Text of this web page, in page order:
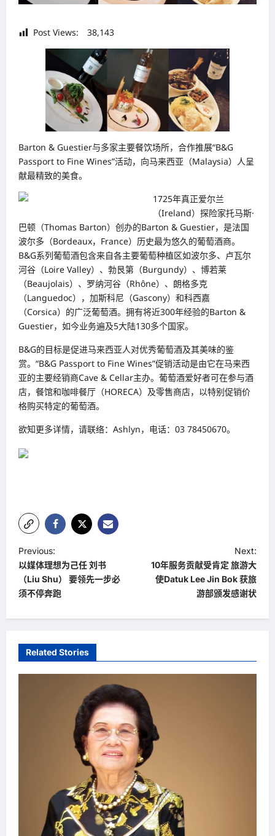
Post Views: 38,143
Barton & Guestier与多家主要餐饮场所，合作推展“B&G
Passport to Fine Wines”活动，向马来西亚（Malaysia）人呈
献最精致的美食。
1725年真正爱尔兰
（Ireland）探险家托马斯·
巴顿（Thomas Barton）创办的Barton & Guestier，是法国
波尔多（Bordeaux，France）历史最为悠久的葡萄酒商。
B&G系列葡萄酒包含来自各主要葡萄种植区如波尔多、卢瓦尔
河谷（Loire Valley）、勃艮第（Burgundy）、博若莱
（Beaujolais）、罗纳河谷（Rhône）、朗格多克
（Languedoc），加斯科尼（Gascony）和科西嘉
（Corsica）的广泛葡萄酒。拥有将近300年经验的Barton &
Guestier，如今业务遍及5大陆130多个国家。
B&G的目标是促进马来西亚人对优秀葡萄酒及其美味的鉴
赏。“B&G Passport to Fine Wines”促销活动是由它在马来西
亚的主要经销商Cave & Cellar主办。葡萄酒爱好者可在参与酒
店，餐馆和咖啡餐厅（HORECA）及零售商店，以特别促销价
格购买特定的葡萄酒。
欲知更多详情，请联络：Ashlyn，电话：03 78450670。
P
o
s
a
v
Previous:
以媒体理想为己任 刘书
（Liu Shu） 要领先一步必
须不停奔跑
Next:
10年服务贡献受肯定 旅游大
使Datuk Lee Jin Bok 获旅
游部颁发感谢状
Related Stories